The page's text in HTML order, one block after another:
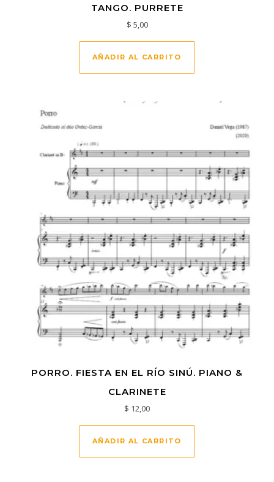
TANGO. PURRETE
$ 5,00
AÑADIR AL CARRITO
PORRO. FIESTA EN EL RÍO SINÚ. PIANO &
CLARINETE
$ 12,00
AÑADIR AL CARRITO